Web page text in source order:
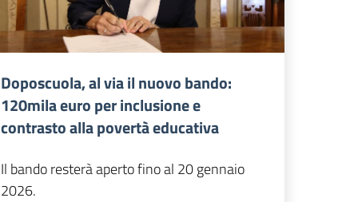
Doposcuola, al via il nuovo bando:
120mila euro per inclusione e
contrasto alla povertà educativa
Il bando resterà aperto fino al 20 gennaio
2026.